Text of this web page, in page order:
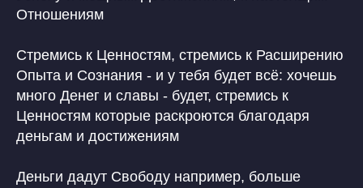
Отношениям
Стремись к Ценностям, стремись к Расширению
Опыта и Сознания - и у тебя будет всё: хочешь
много Денег и славы - будет, стремись к
Ценностям которые раскроются благодаря
деньгам и достижениям
Деньги дадут Свободу например, больше